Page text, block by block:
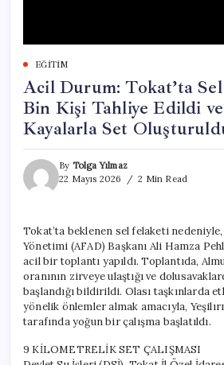
EĞITIM
Acil Durum: Tokat’ta
Bin Kişi Tahliye Edildi
Kayalarla Set
By Tolga Yılmaz
22 Mayıs 2026
2 Min Read
Tokat’ta beklenen sel felaketi
Yönetimi (AFAD) Başkanı Ali Hamza
acil bir toplantı yapıldı. Toplantıda,
oranının zirveye ulaştığı ve
başlandığı bildirildi. Olası taşkınlarda
yönelik önlemler almak amacıyla,
tarafında yoğun bir çalışma başlatıldı.
9 KİLOMETRELİK SET ÇALIŞMASI